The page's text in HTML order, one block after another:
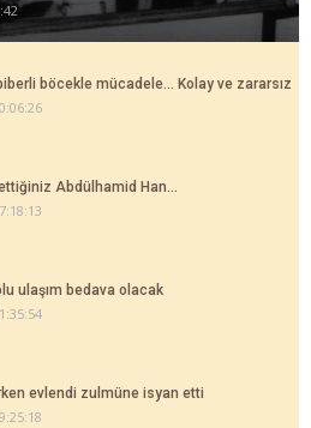
böcekle mücadele... Kolay ve zararsız
Abdülhamid Han...
ulaşım bedava olacak
evlendi zulmüne isyan etti